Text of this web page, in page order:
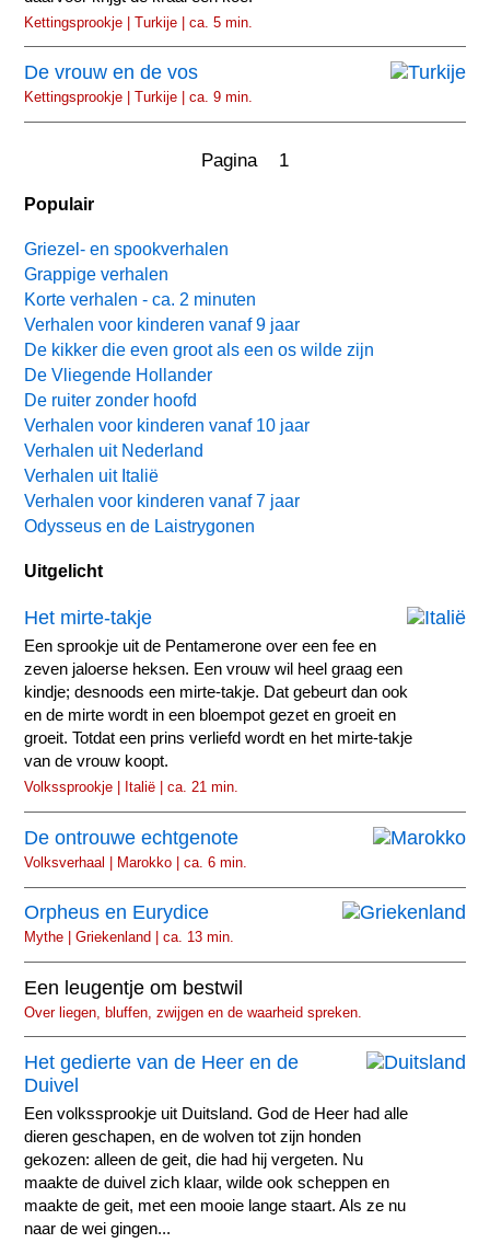
Kettingsprookje | Turkije | ca. 5 min.
De vrouw en de vos
Kettingsprookje | Turkije | ca. 9 min.
Pagina 1
Populair
Griezel- en spookverhalen
Grappige verhalen
Korte verhalen - ca. 2 minuten
Verhalen voor kinderen vanaf 9 jaar
De kikker die even groot als een os wilde zijn
De Vliegende Hollander
De ruiter zonder hoofd
Verhalen voor kinderen vanaf 10 jaar
Verhalen uit Nederland
Verhalen uit Italië
Verhalen voor kinderen vanaf 7 jaar
Odysseus en de Laistrygonen
Uitgelicht
Het mirte-takje
Een sprookje uit de Pentamerone over een fee en
zeven jaloerse heksen. Een vrouw wil heel graag een
kindje; desnoods een mirte-takje. Dat gebeurt dan ook
en de mirte wordt in een bloempot gezet en groeit en
groeit. Totdat een prins verliefd wordt en het mirte-takje
van de vrouw koopt.
Volkssprookje | Italië | ca. 21 min.
De ontrouwe echtgenote
Volksverhaal | Marokko | ca. 6 min.
Orpheus en Eurydice
Mythe | Griekenland | ca. 13 min.
Een leugentje om bestwil
Over liegen, bluffen, zwijgen en de waarheid spreken.
Het gedierte van de Heer en de
Duivel
Een volkssprookje uit Duitsland. God de Heer had alle
dieren geschapen, en de wolven tot zijn honden
gekozen: alleen de geit, die had hij vergeten. Nu
maakte de duivel zich klaar, wilde ook scheppen en
maakte de geit, met een mooie lange staart. Als ze nu
naar de wei gingen...